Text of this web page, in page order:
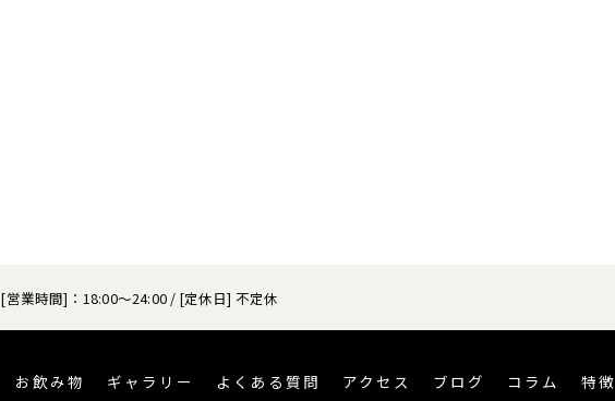
[営業時間]：18:00～24:00 / [定休日] 不定休
お飲み物 ギャラリー よくある質問 アクセス ブログ コラム 特徴